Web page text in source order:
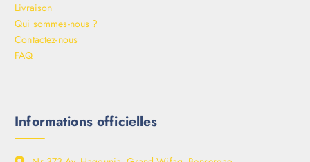
Livraison
Qui sommes-nous ?
Contactez-nous
FAQ
Informations officielles